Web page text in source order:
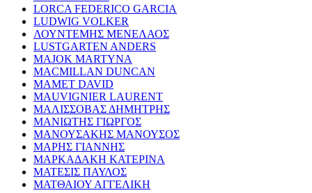
LORCA FEDERICO GARCIA
LUDWIG VOLKER
ΛΟΥΝΤΕΜΗΣ ΜΕΝΕΛΑΟΣ
LUSTGARTEN ANDERS
MAJOK MARTYNA
MACMILLAN DUNCAN
MAMET DAVID
MAUVIGNIER LAURENT
ΜΑΛΙΣΣΟΒΑΣ ΔΗΜΗΤΡΗΣ
ΜΑΝΙΩΤΗΣ ΓΙΩΡΓΟΣ
ΜΑΝΟΥΣΑΚΗΣ ΜΑΝΟΥΣΟΣ
ΜΑΡΗΣ ΓΙΑΝΝΗΣ
ΜΑΡΚΑΔΑΚΗ ΚΑΤΕΡΙΝΑ
ΜΑΤΕΣΙΣ ΠΑΥΛΟΣ
ΜΑΤΘΑΙΟΥ ΑΓΓΕΛΙΚΗ